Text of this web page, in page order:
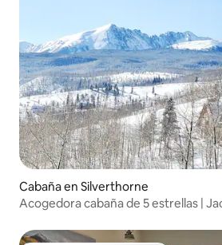
Cabaña en Silverthorne
Acogedora cabaña de 5 estrellas |